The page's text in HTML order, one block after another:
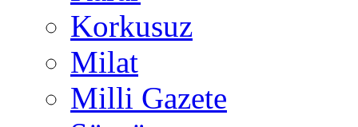
Korkusuz
Milat
Milli Gazete